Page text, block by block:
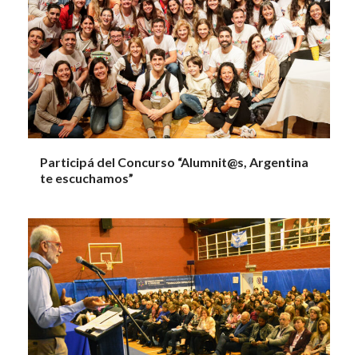
Participá del Concurso “Alumnit@s, Argentina
te escuchamos”